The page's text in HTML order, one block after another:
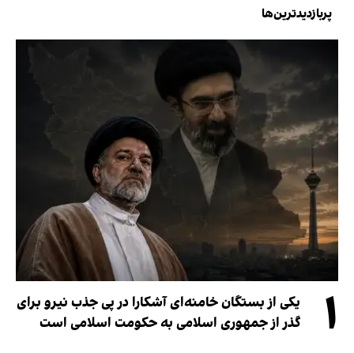
پربازدیدترین‌ها
۱
یکی از بستگان خامنه‌ای آشکارا در پی جذب نیرو برای
گذر از جمهوری اسلامی به حکومت اسلامی است